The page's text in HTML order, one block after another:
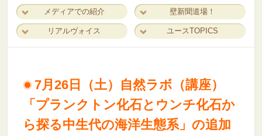
メディアでの紹介 壁新聞道場！
リアルヴォイス ユースTOPICS
7月26日（土）自然ラボ（講座）
「プランクトン化石とウンチ化石か
ら探る中生代の海洋生態系」の追加